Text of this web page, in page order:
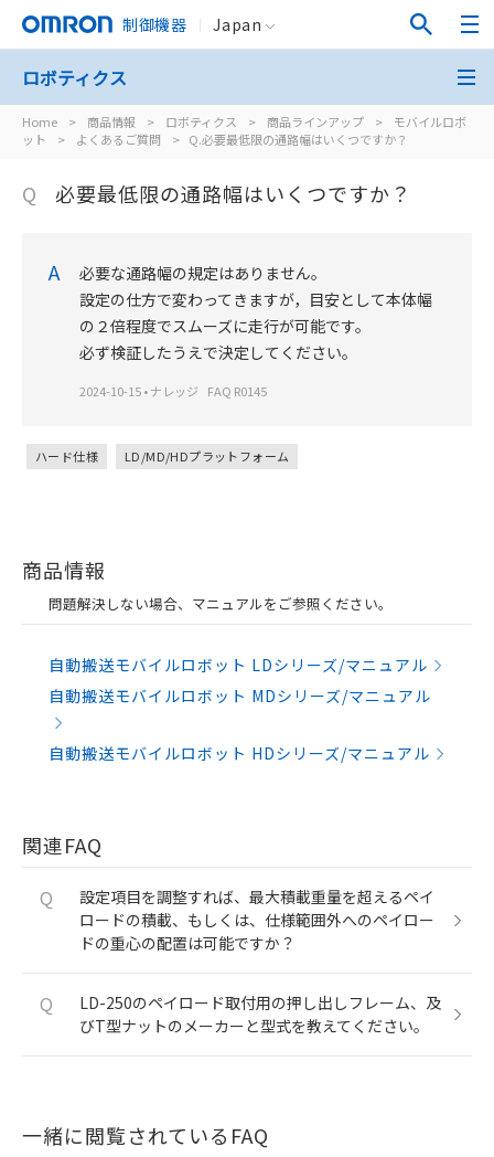
制御機器 Japan
Home > 商品情報 > ロボティクス > 商品ラインアップ >
モバイルロボ
ット
> よくあるご質問 > Q.必要最低限の通路幅はいくつですか？
ロボティクス
Q 必要最低限の通路幅はいくつですか？
A
必要な通路幅の規定はありません。
設定の仕方で変わってきますが，目安として本体幅
の２倍程度でスムーズに走行が可能です。
必ず検証したうえで決定してください。
2024-10-15•ナレッジ FAQ R0145
ハード仕様 LD/MD/HDプラットフォーム
商品情報
問題解決しない場合、マニュアルをご参照ください。
自動搬送モバイルロボット LDシリーズ/マニュアル
自動搬送モバイルロボット MDシリーズ/マニュアル
自動搬送モバイルロボット HDシリーズ/マニュアル
関連FAQ
Q
設定項目を調整すれば、最大積載重量を超えるペイ
ロードの積載、もしくは、仕様範囲外へのペイロー
ドの重心の配置は可能ですか？
Q
LD-250のペイロード取付用の押し出しフレーム、及
びT型ナットのメーカーと型式を教えてください。
一緒に閲覧されているFAQ